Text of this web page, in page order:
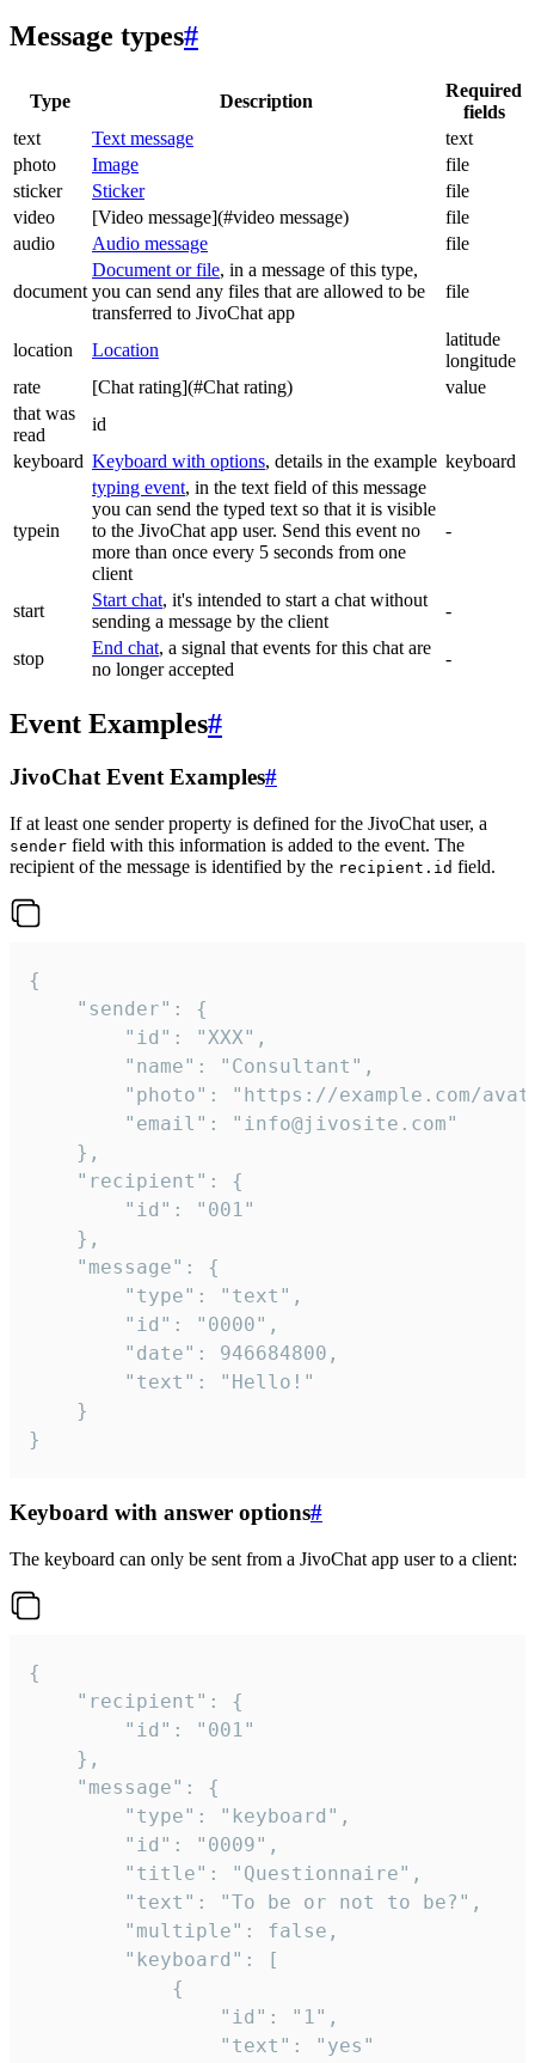
Message types#
Type Description
Required
fields
text
Text message
text
photo
Image
file
sticker
Sticker
file
video
[Video message](#video message)
file
audio
Audio message file
document
Document or file, in a message of this type,
you can send any files that are allowed to be
transferred to JivoChat app
file
location Location
latitude
longitude
rate
[Chat rating](#Chat rating)
value
that was
read
id
keyboard Keyboard with options, details in the example keyboard
typein
typing event, in the text field of this message
you can send the typed text so that it is visible
to the JivoChat app user. Send this event no
more than once every 5 seconds from one
client
-
start
Start chat, it's intended to start a chat without
sending a message by the client
-
stop
End chat, a signal that events for this chat are
no longer accepted
-
Event Examples#
JivoChat Event Examples#
If at least one sender property is defined for the JivoChat user, a
sender field with this information is added to the event. The
recipient of the message is identified by the recipient.id field.
{
}
Keyboard with answer options#
The keyboard can only be sent from a JivoChat app user to a client:
{